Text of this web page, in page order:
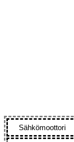
Sähkömoottori